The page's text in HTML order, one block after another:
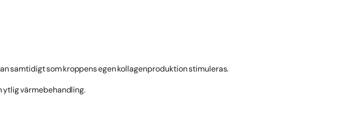
samtidigt som kroppens egen kollagenproduktion stimuleras.
ytlig värmebehandling.